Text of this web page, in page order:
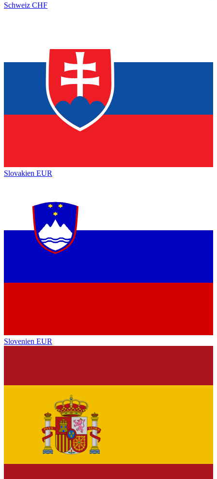
Schweiz CHF
Slovakien EUR
Slovenien EUR